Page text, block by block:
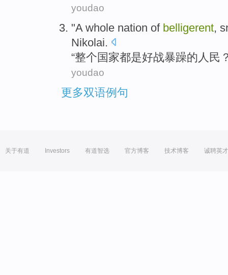
youdao
"A whole nation of belligerent,
Nikolai.
“整个国家都是好战暴躁的 人民
youdao
更多双语例句
关于有道 Investors 有道智选 官方博客 技术博客 诚聘英才